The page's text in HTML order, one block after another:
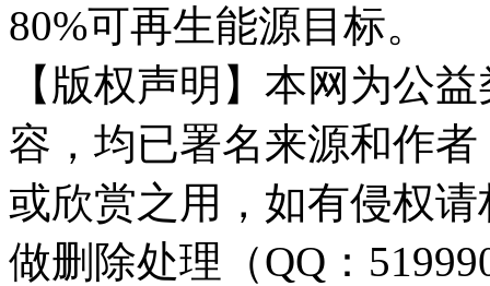
80%可再生能源目标。
【版权声明】本网为公
容，均已署名来源和作
或欣赏之用，如有侵权
做删除处理（QQ：